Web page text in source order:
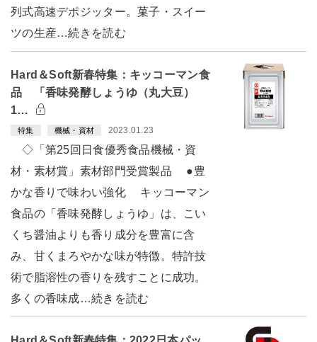
列式高速デポジッター。菓子・スイー
ツの生産…続きを読む
Hard＆Soft新春特集：キッコーマン食
品 「香味発酵しょうゆ（丸大豆）
1…
特集 機械・資材 2023.01.23
◇「第25回日食優秀食品機械・資
材・素材賞」素材部門受賞製品 ●豊
かな香りで味わい強化 キッコーマン
食品の「香味発酵しょうゆ」は、こい
くち醤油よりも香り成分を豊富に含
み、甘くまろやかな味が特徴。特許技
術で脂溶性の香りを残すことに成功。
多くの香味成…続きを読む